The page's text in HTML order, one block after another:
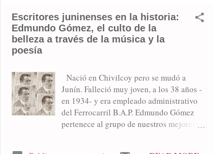
Escritores juninenses en la historia:
Edmundo Gómez, el culto de la
belleza a través de la música y la
poesía
Nació en Chivilcoy pero se mudó a
Junín. Falleció muy joven, a los 38 años -
en 1934- y era empleado administrativo
del Ferrocarril B.A.P. Edmundo Gómez
pertenece al grupo de nuestros mejores